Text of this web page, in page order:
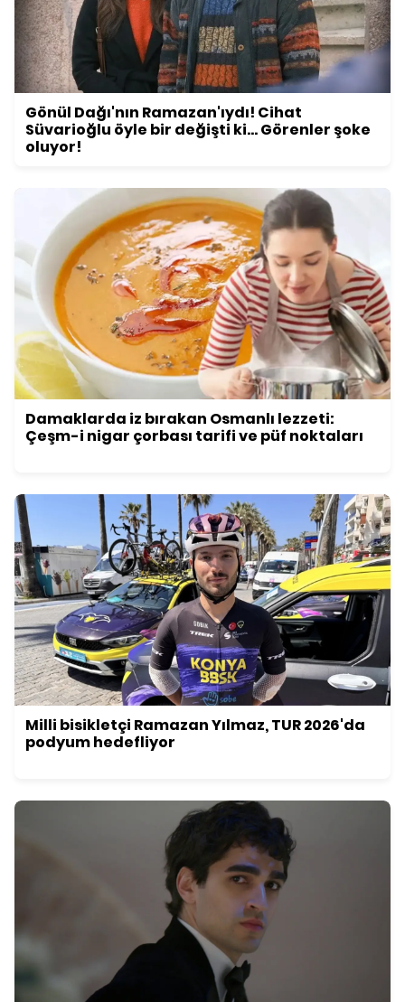
Gönül Dağı'nın Ramazan'ıydı! Cihat
Süvarioğlu öyle bir değişti ki... Görenler şoke
oluyor!
Damaklarda iz bırakan Osmanlı lezzeti:
Çeşm-i nigar çorbası tarifi ve püf noktaları
Milli bisikletçi Ramazan Yılmaz, TUR 2026'da
podyum hedefliyor